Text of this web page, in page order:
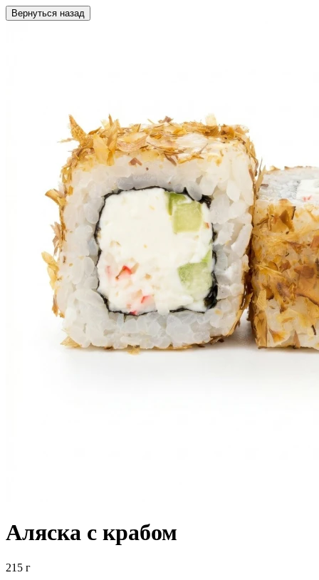
Вернуться назад
Аляска с крабом
215 г